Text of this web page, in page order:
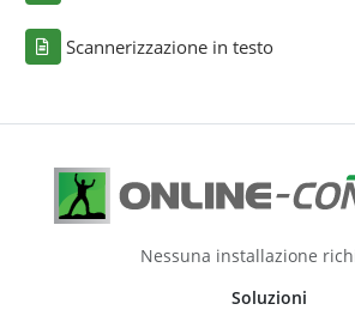
Scannerizzazione in testo
Nessuna installazione
Soluzioni